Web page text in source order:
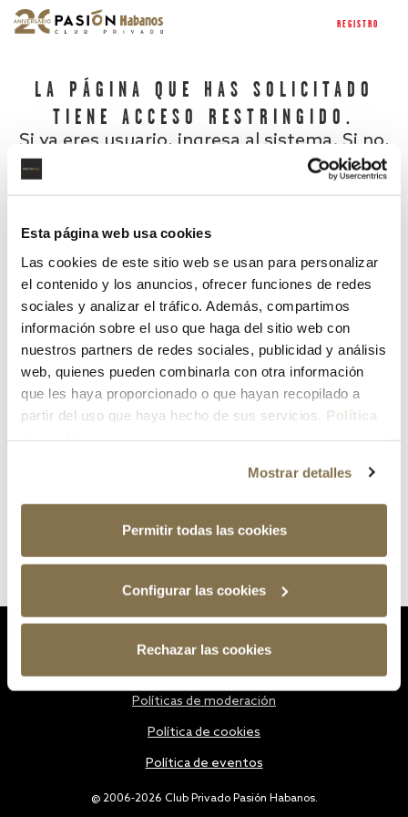
Esta página web usa cookies
Las cookies de este sitio web se usan para personalizar
el contenido y los anuncios, ofrecer funciones de redes
sociales y analizar el tráfico. Además, compartimos
información sobre el uso que haga del sitio web con
nuestros partners de redes sociales, publicidad y análisis
web, quienes pueden combinarla con otra información
que les haya proporcionado o que hayan recopilado a
partir del uso que haya hecho de sus servicios. Política
Mostrar detalles
Permitir todas las cookies
Configurar las cookies
Rechazar las cookies
REGISTRO
LA PÁGINA QUE HAS SOLICITADO
TIENE ACCESO RESTRINGIDO.
Si ya eres usuario, ingresa al sistema. Si no,
¿Has olvidado tu contraseña?
@ 2006-2026 Club Privado Pasión Habanos.
Políticas de moderación
Política de cookies
Política de eventos